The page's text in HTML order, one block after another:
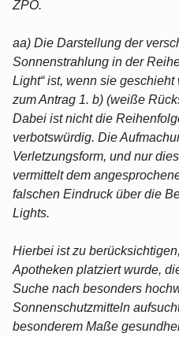
ZPO.
aa) Die Darstellung der
Sonnenstrahlung in der
Light“ ist, wenn sie
zum Antrag 1. b) (weiße
Dabei ist nicht die
verbotswürdig. Die
Verletzungsform, und nur
vermittelt dem
falschen Eindruck über die
Lights.
Hierbei ist zu
Apotheken platziert wurde,
Suche nach besonders
Sonnenschutzmitteln
besonderem Maße